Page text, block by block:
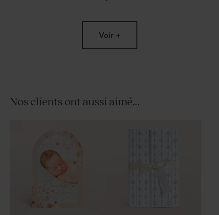
Voir +
Nos clients ont aussi aimé...